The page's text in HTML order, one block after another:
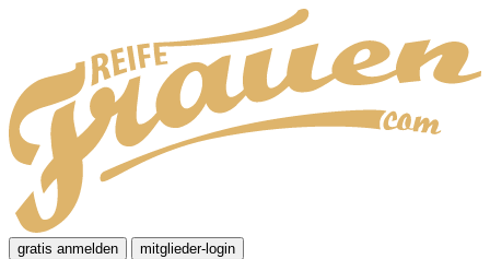
gratis anmelden mitglieder-login